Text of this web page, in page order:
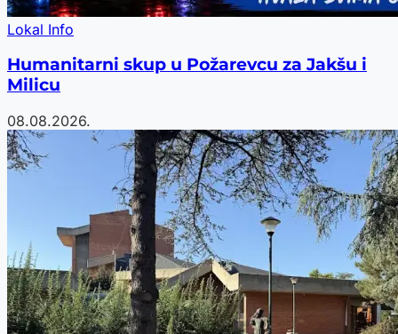
Lokal Info
Humanitarni skup u Požarevcu za Jakšu i
Milicu
08.08.2026.